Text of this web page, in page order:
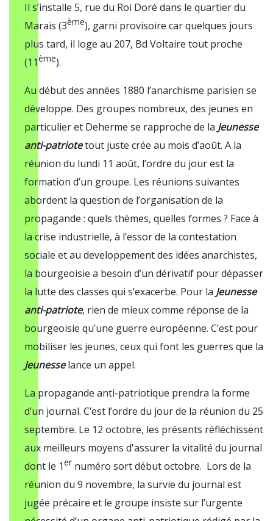
Il s’installe 5, rue du Roi Doré dans le quartier du
Marais (3ème), garni provisoire car quelques jours
plus tard, il loge au 207, Bd Voltaire tout proche
(11ème).
Au début des années 1880 l’anarchisme parisien se
développe. Des groupes nombreux, des jeunes en
particulier et Deherme se rapproche de la Jeunesse
anti-patriotetout juste crée au mois d’août. A la
réunion du lundi 11 août, l’ordre du jour est la
formation d’un groupe. Les réunions suivantes
abordent la question de l’organisation de la
propagande : quels thèmes, quelles formes ? Face à
la crise industrielle, à l’essor de la contestation
sociale et au developpement des idées anarchistes,
la bourgeoisie a besoin d’un dérivatif pour dépasser
la lutte des classes qui s’exacerbe. Pour la Jeunesse
anti-patriote, rien de mieux comme réponse de la
bourgeoisie qu’une guerre européenne. C’est pour
mobiliser les jeunes, ceux qui font les guerres que la
Jeunesselance un appel.
La propagande anti-patriotique prendra la forme
d’un journal. C’est l’ordre du jour de la réunion du 25
septembre. Le 12 octobre, les présents réfléchissent
aux meilleurs moyens d'assurer la vitalité du journal
dont le 1er numéro sort début octobre. Lors de la
réunion du 9 novembre, la survie du journal est
jugée précaire et le groupe insiste sur l’urgente